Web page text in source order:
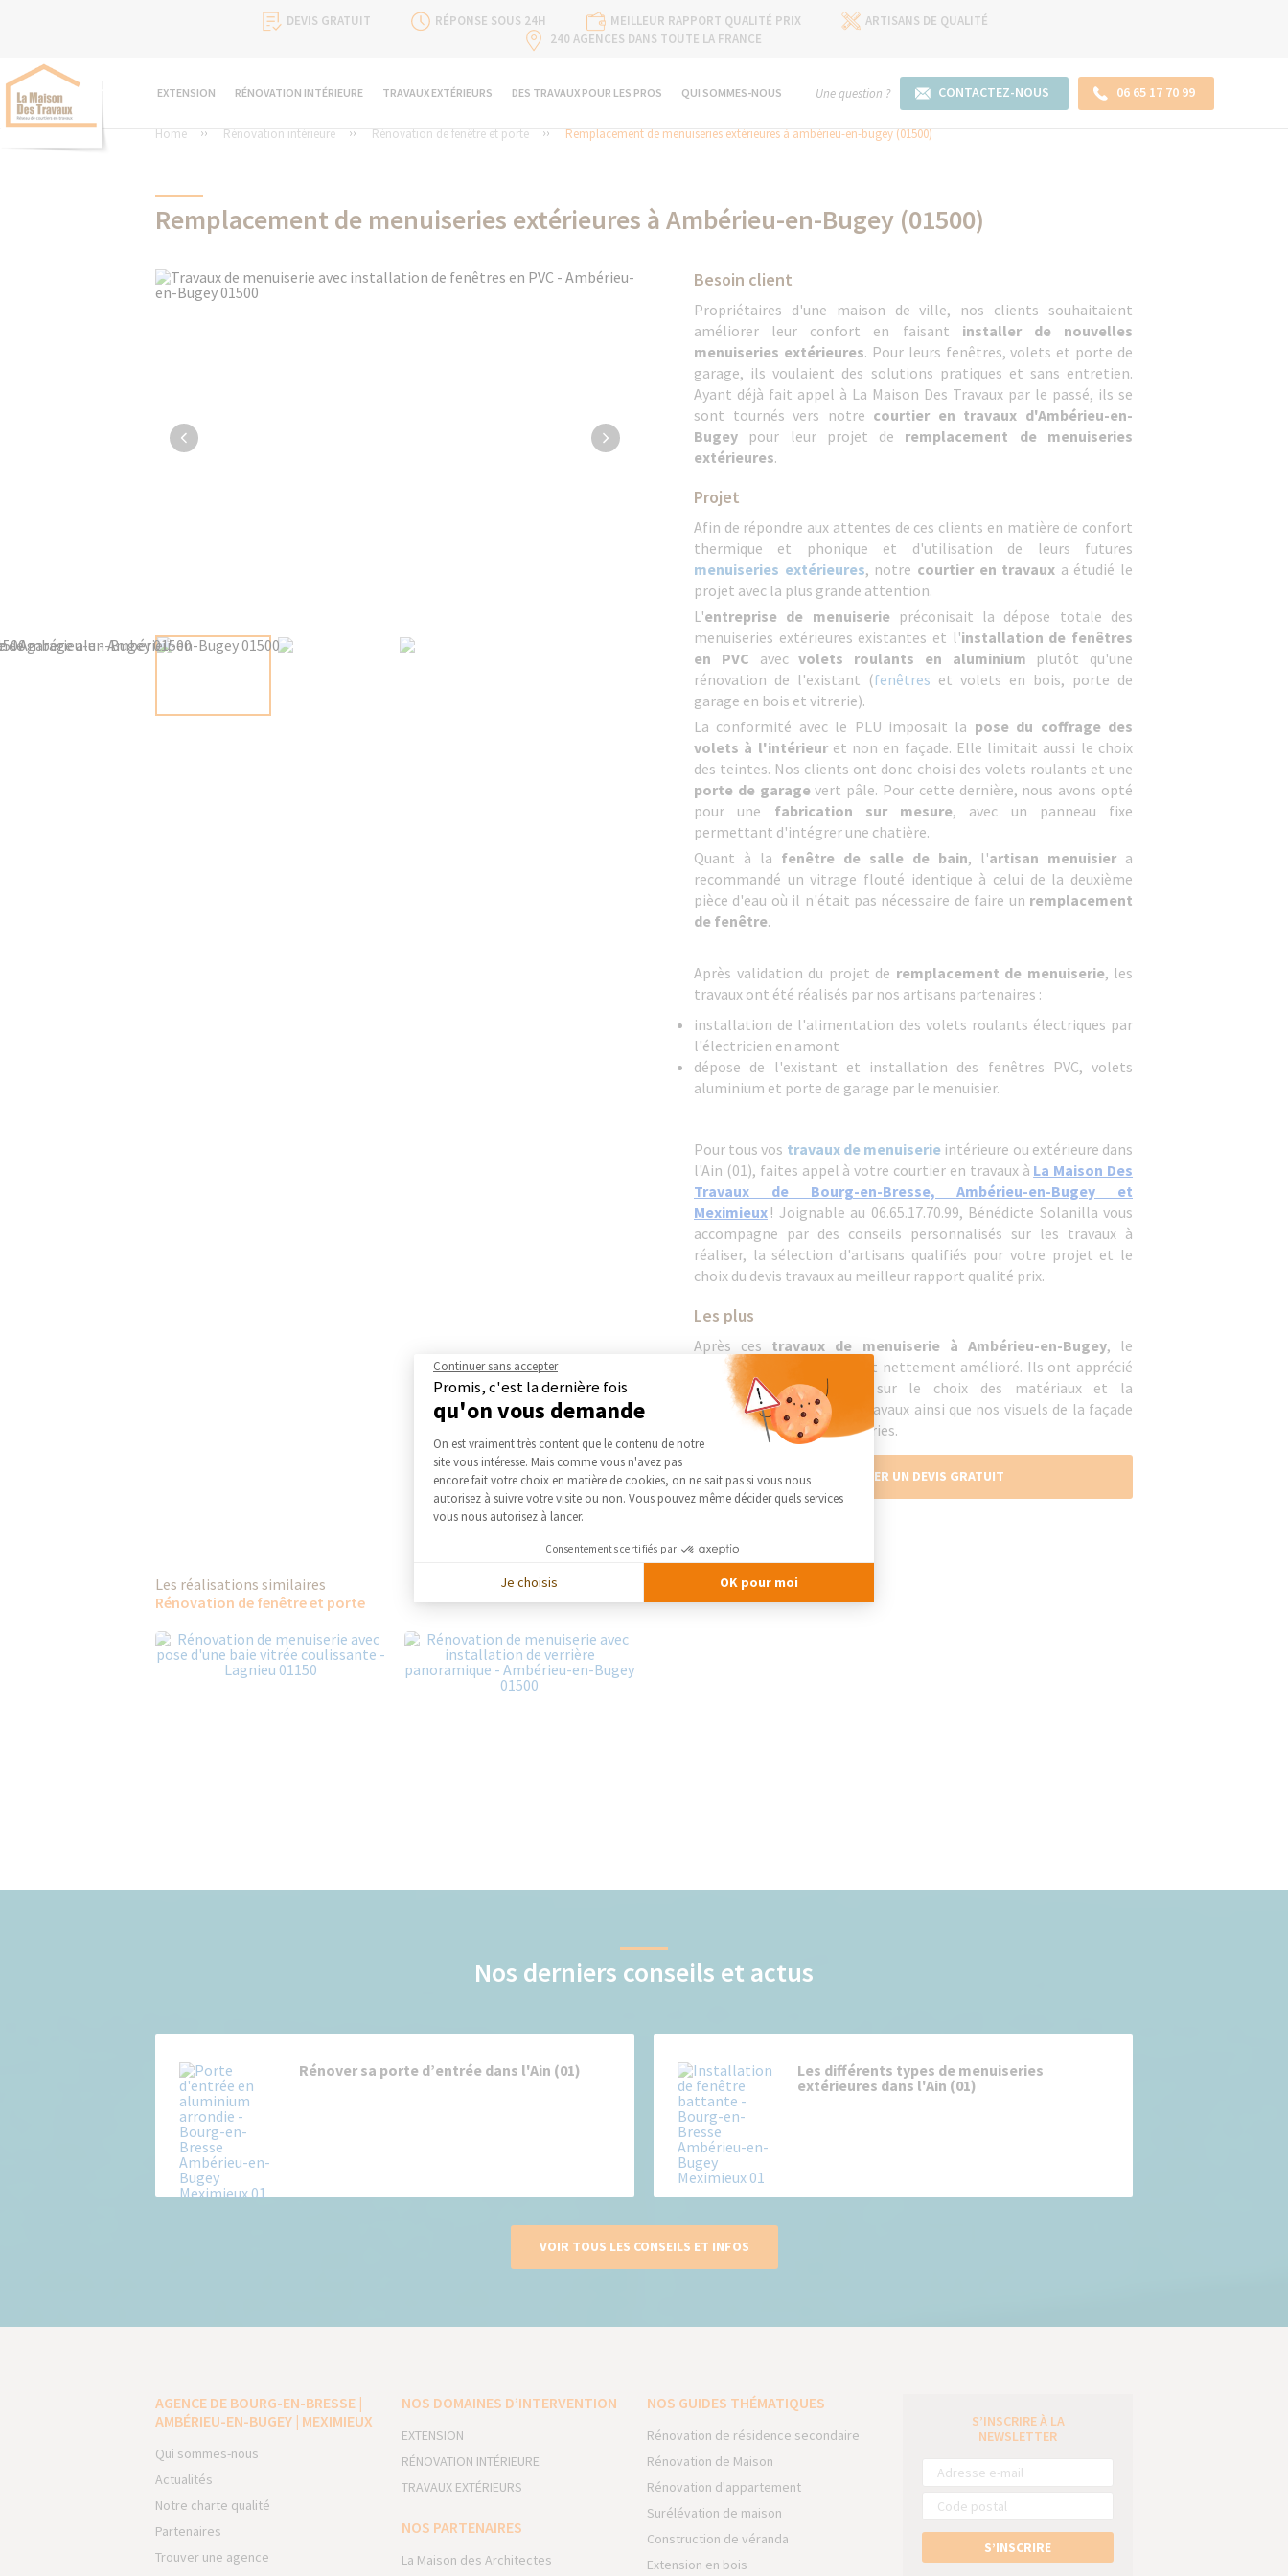
DEVIS GRATUIT RÉPONSE SOUS 24H MEILLEUR RAPPORT QUALITÉ PRIX
ARTISANS DE QUALITÉ
240 AGENCES DANS TOUTE LA FRANCE
EXTENSION RÉNOVATION INTÉRIEURE TRAVAUX EXTÉRIEURS DES TRAVAUX POUR LES PROS QUI SOMMES-NOUS Une question ? CONTACTEZ-NOUS 06 65 17 70 99
Home Rénovation intérieure Rénovation de fenêtre et porte Remplacement de menuiseries extérieures à ambérieu-en-bugey (01500)
Remplacement de menuiseries extérieures à Ambérieu-en-Bugey (01500)
Besoin client
Propriétaires d'une maison de ville, nos clients souhaitaient
améliorer leur confort en faisant installer de nouvelles
menuiseries extérieures. Pour leurs fenêtres, volets et porte de
garage, ils voulaient des solutions pratiques et sans entretien.
Ayant déjà fait appel à La Maison Des Travaux par le passé, ils se
sont tournés vers notre courtier en travaux d'Ambérieu-en-
Bugey pour leur projet de remplacement de menuiseries
extérieures.
Projet
Afin de répondre aux attentes de ces clients en matière de confort
thermique et phonique et d'utilisation de leurs futures
menuiseries extérieures, notre courtier en travaux a étudié le
projet avec la plus grande attention.
L'entreprise de menuiseriepréconisait la dépose totale des
menuiseries extérieures existantes et l'installation de fenêtres
en PVC avecvolets roulants en aluminium plutôt qu'une
rénovation de l'existant (fenêtres et volets en bois, porte de
garage en bois et vitrerie).
La conformité avec le PLU imposait la pose du coffrage des
volets à l'intérieuret non en façade. Elle limitait aussi le choix
des teintes. Nos clients ont donc choisi des volets roulants et une
porte de garagevert pâle. Pour cette dernière, nous avons opté
pour une fabrication sur mesure, avec un panneau fixe
permettant d'intégrer une chatière.
Quant à la fenêtre de salle de bain, l'artisan menuisier a
recommandé un vitrage flouté identique à celui de la deuxième
pièce d'eau où il n'était pas nécessaire de faire un remplacement
de fenêtre.
Après validation du projet de remplacement de menuiserie, les
travaux ont été réalisés par nos artisans partenaires :
installation de l'alimentation des volets roulants électriques par
l'électricien en amont
dépose de l'existant et installation des fenêtres PVC, volets
aluminium et porte de garage par le menuisier.
Pour tous vos travaux de menuiserie intérieure ou extérieure dans
l'Ain (01), faites appel à votre courtier en travaux à La Maison Des
Travaux de Bourg-en-Bresse, Ambérieu-en-Bugey et
Meximieux ! Joignable au 06.65.17.70.99, Bénédicte Solanilla vous
accompagne par des conseils personnalisés sur les travaux à
réaliser, la sélection d'artisans qualifiés pour votre projet et le
choix du devis travaux au meilleur rapport qualité prix.
Les plus
Après ces travaux de menuiserie à Ambérieu-en-Bugey, le
confort de nos clients s'est nettement amélioré. Ils ont apprécié
notre accompagnement sur le choix des matériaux et la
déclaration préalable de travaux ainsi que nos visuels de la façade
avec ses nouvelles menuiseries.
DEMANDER UN DEVIS GRATUIT
Les réalisations similaires
Rénovation de fenêtre et porte
Nos derniers conseils et actus
Rénover sa porte d’entrée dans l'Ain (01)
Les différents types de menuiseries
extérieures dans l'Ain (01)
VOIR TOUS LES CONSEILS ET INFOS
AGENCE DE BOURG-EN-BRESSE |
AMBÉRIEU-EN-BUGEY | MEXIMIEUX
Qui sommes-nous
Actualités
Notre charte qualité
Partenaires
Trouver une agence
NOS DOMAINES D’INTERVENTION
EXTENSION
RÉNOVATION INTÉRIEURE
TRAVAUX EXTÉRIEURS
NOS PARTENAIRES
La Maison des Architectes
NOS GUIDES THÉMATIQUES
Rénovation de résidence secondaire
Rénovation de Maison
Rénovation d'appartement
Surélévation de maison
Construction de véranda
Extension en bois
S’INSCRIRE À LA
NEWSLETTER
S’INSCRIRE
Continuer sans accepter
Promis, c'est la dernière fois
qu'on vous demande
Plateforme de Gestion du Consentement : Personnalisez vos Options
On est vraiment très content que le contenu de notre
site vous intéresse. Mais comme vous n'avez pas
encore fait votre choix en matière de cookies, on ne sait pas si vous nous
autorisez à suivre votre visite ou non. Vous pouvez même décider quels services
vous nous autorisez à lancer.
Consentements certifiés par
Je choisis OK pour moi
Axeptio consent